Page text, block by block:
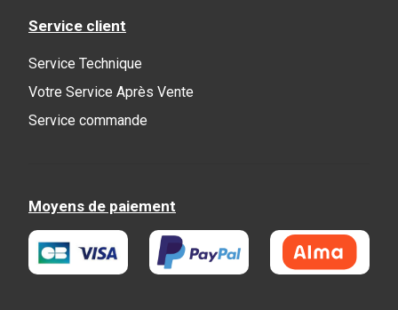
Service client
Service Technique
Votre Service Après Vente
Service commande
Moyens de paiement